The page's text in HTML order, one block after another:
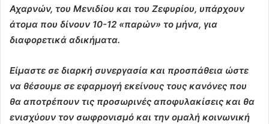
Αχαρνών, του Μενιδίου και του Ζεφυρίου, υπάρχουν
άτομα που δίνουν 10-12 «παρών» το μήνα, για
διαφορετικά αδικήματα.
Είμαστε σε διαρκή συνεργασία και προσπάθεια ώστε
να θέσουμε σε εφαρμογή εκείνους τους κανόνες που
θα αποτρέπουν τις προσωρινές αποφυλακίσεις και θα
ενισχύουν τον σωφρονισμό και την ομαλή κοινωνική